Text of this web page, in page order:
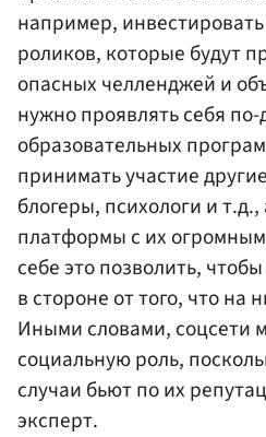
например,
роликов, которые будут
опасных челленджей и
нужно проявлять себя по-
образовательных
принимать участие
блогеры, психологи и
платформы с их
себе это позволить,
в стороне от того, что на
Иными словами, соцсети
социальную роль,
случаи бьют по их
эксперт.